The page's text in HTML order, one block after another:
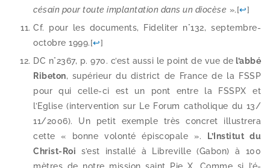
cé­sain pour toute implan­ta­tion dans un dio­cèse ».[↩]
Cf. pour les docu­ments, Fideliter n°132, septembre-​
octobre 1999.[↩]
DC n°2367, p. 970. c’est aus­si le point de vue de l’ab­bé
Ribeton, supé­rieur du dis­trict de France de la FSSP
pour qui celle-​ci est un pont entre la FSSPX et
l’Eglise (inter­ven­tion sur Le Forum catho­lique du 13/​
11/​2006). Un petit exemple très concret illus­tre­ra
cette « bonne volon­té épis­co­pale ». L’Institut du
Christ-​Roi s’est ins­tal­lé à Libreville (Gabon) à 100
mètres de notre mis­sion saint Pie X. Comme si l’é­